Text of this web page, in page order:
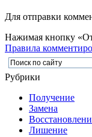
Для отправки
Нажимая кнопку
Правила
Рубрики
Получение
Замена
Лишение